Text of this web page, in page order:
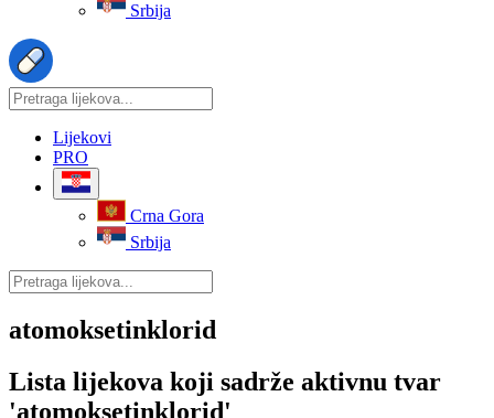
Srbija
Lijekovi
PRO
Crna Gora
Srbija
atomoksetinklorid
Lista lijekova koji sadrže aktivnu tvar
'atomoksetinklorid'